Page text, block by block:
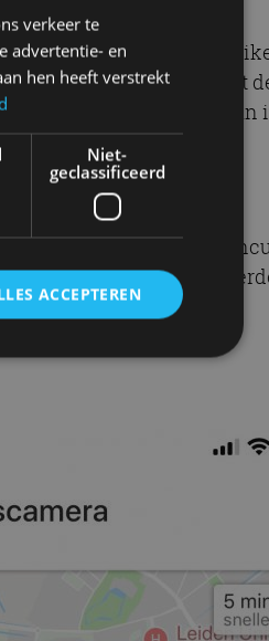
Waze-
feature lijkt, naast
– al is het doorgeven
de grote
de app
verkeer te
advertentie- en
hen heeft verstrekt
Niet-
geclassificeerd
ACCEPTEREN
en
service om
adres van de bezoeker
van de
bieden van